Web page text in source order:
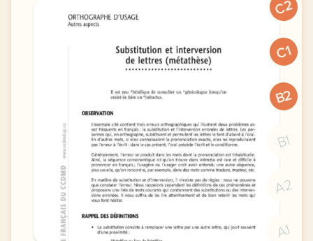
C2
C1
B2
B1
A2
A1